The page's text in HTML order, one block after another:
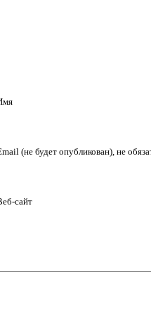
(не будет опубликован), не
сайт